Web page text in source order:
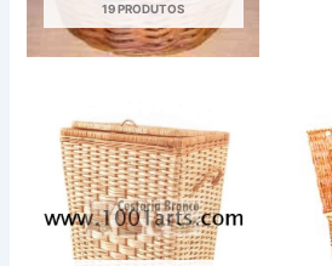
19 PRODUTOS